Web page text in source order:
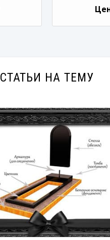
СТАТЬИ НА ТЕМУ